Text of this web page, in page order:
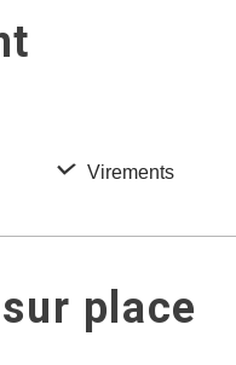
Virements
place